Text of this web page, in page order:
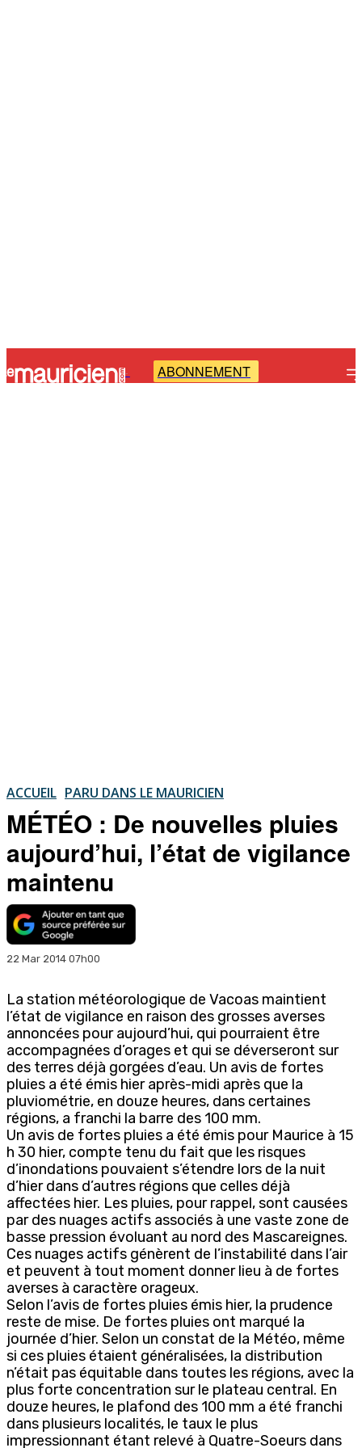
- ABONNEMENT
ACCUEIL PARU DANS LE MAURICIEN
MÉTÉO : De nouvelles pluies
aujourd’hui, l’état de vigilance
maintenu
22 Mar 2014 07h00
La station météorologique de Vacoas maintient
l’état de vigilance en raison des grosses averses
annoncées pour aujourd’hui, qui pourraient être
accompagnées d’orages et qui se déverseront sur
des terres déjà gorgées d’eau. Un avis de fortes
pluies a été émis hier après-midi après que la
pluviométrie, en douze heures, dans certaines
régions, a franchi la barre des 100 mm.
Un avis de fortes pluies a été émis pour Maurice à 15
h 30 hier, compte tenu du fait que les risques
d’inondations pouvaient s’étendre lors de la nuit
d’hier dans d’autres régions que celles déjà
affectées hier. Les pluies, pour rappel, sont causées
par des nuages actifs associés à une vaste zone de
basse pression évoluant au nord des Mascareignes.
Ces nuages actifs génèrent de l’instabilité dans l’air
et peuvent à tout moment donner lieu à de fortes
averses à caractère orageux.
Selon l’avis de fortes pluies émis hier, la prudence
reste de mise. De fortes pluies ont marqué la
journée d’hier. Selon un constat de la Météo, même
si ces pluies étaient généralisées, la distribution
n’était pas équitable dans toutes les régions, avec la
plus forte concentration sur le plateau central. En
douze heures, le plafond des 100 mm a été franchi
dans plusieurs localités, le taux le plus
impressionnant étant relevé à Quatre-Soeurs dans